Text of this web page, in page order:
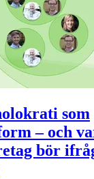
som
– och
bör